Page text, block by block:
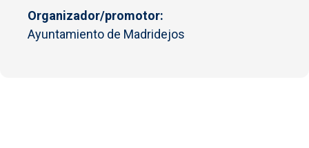
Organizador/promotor
Ayuntamiento de Madridejos